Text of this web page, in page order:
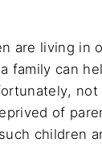
are living in
family can
not
of
children